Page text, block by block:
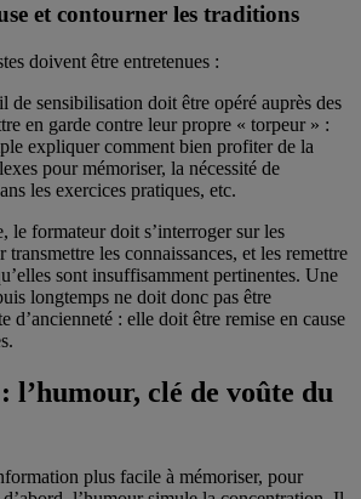
et contourner les traditions
doivent être entretenues :
de sensibilisation doit être opéré auprès des
en garde contre leur propre « torpeur » :
expliquer comment bien profiter de la
pour mémoriser, la nécessité de
les exercices pratiques, etc.
le formateur doit s’interroger sur les
transmettre les connaissances, et les remettre
sont insuffisamment pertinentes. Une
longtemps ne doit donc pas être
d’ancienneté : elle doit être remise en cause
l’humour, clé de voûte du
plus facile à mémoriser, pour